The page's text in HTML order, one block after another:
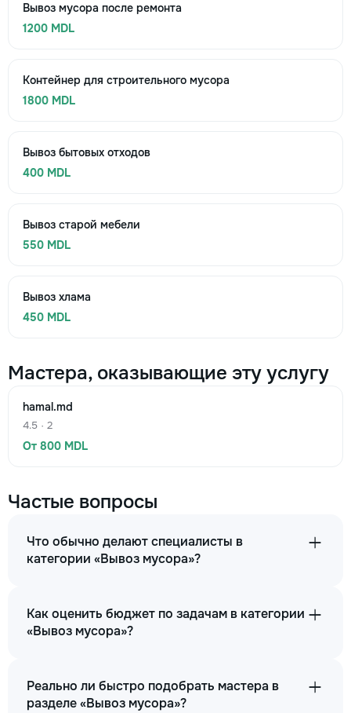
Вывоз мусора после ремонта
1200 MDL
Контейнер для строительного мусора
1800 MDL
Вывоз бытовых отходов
400 MDL
Вывоз старой мебели
550 MDL
Вывоз хлама
450 MDL
Мастера, оказывающие эту услугу
hamal.md
4.5 · 2
От 800 MDL
Частые вопросы
Что обычно делают специалисты в
категории «Вывоз мусора»?
Как оценить бюджет по задачам в категории
«Вывоз мусора»?
Реально ли быстро подобрать мастера в
разделе «Вывоз мусора»?